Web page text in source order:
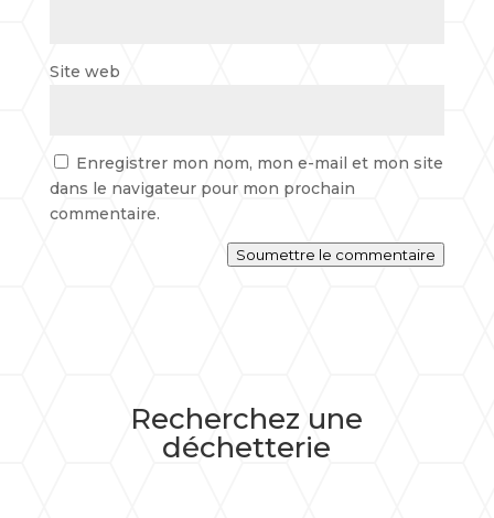
Site web
Enregistrer mon nom, mon e-mail et mon site
dans le navigateur pour mon prochain
commentaire.
Soumettre le commentaire
Recherchez une
déchetterie